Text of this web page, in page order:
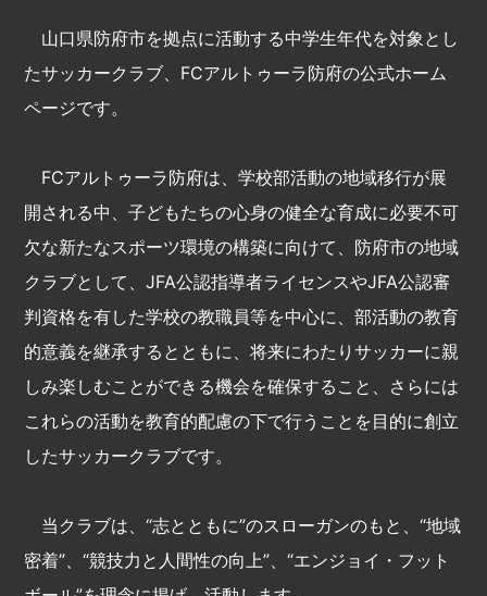
山口県防府市を拠点に活動する中学生年代を対象とし
たサッカークラブ、FCアルトゥーラ防府の公式ホーム
ページです。
FCアルトゥーラ防府は、学校部活動の地域移行が展
開される中、子どもたちの心身の健全な育成に必要不可
欠な新たなスポーツ環境の構築に向けて、防府市の地域
クラブとして、JFA公認指導者ライセンスやJFA公認審
判資格を有した学校の教職員等を中心に、部活動の教育
的意義を継承するとともに、将来にわたりサッカーに親
しみ楽しむことができる機会を確保すること、さらには
これらの活動を教育的配慮の下で行うことを目的に創立
したサッカークラブです。
当クラブは、“志とともに”のスローガンのもと、“地域
密着”、“競技力と人間性の向上”、“エンジョイ・フット